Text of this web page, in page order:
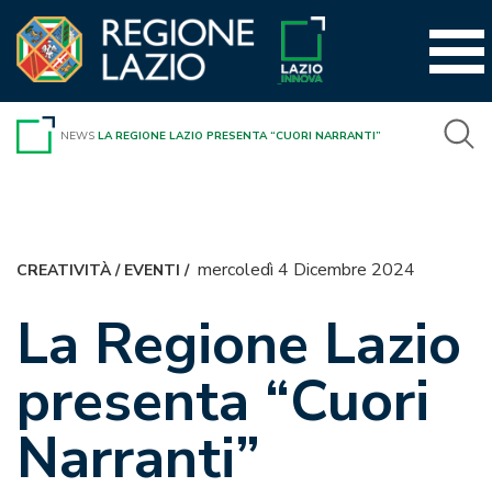
contenuto
NEWS LA REGIONE LAZIO PRESENTA “CUORI NARRANTI”
CREATIVITÀ/ EVENTI / mercoledì 4 Dicembre 2024
La Regione Lazio
presenta “Cuori
Narranti”